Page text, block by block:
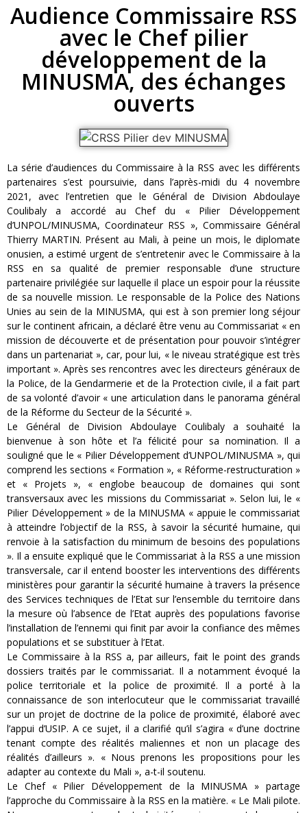
Audience Commissaire RSS
avec le Chef pilier
développement de la
MINUSMA, des échanges
ouverts
La série d’audiences du Commissaire à la RSS avec les différents
partenaires s’est poursuivie, dans l’après-midi du 4 novembre
2021, avec l’entretien que le Général de Division Abdoulaye
Coulibaly a accordé au Chef du « Pilier Développement
d’UNPOL/MINUSMA, Coordinateur RSS », Commissaire Général
Thierry MARTIN. Présent au Mali, à peine un mois, le diplomate
onusien, a estimé urgent de s’entretenir avec le Commissaire à la
RSS en sa qualité de premier responsable d’une structure
partenaire privilégiée sur laquelle il place un espoir pour la réussite
de sa nouvelle mission. Le responsable de la Police des Nations
Unies au sein de la MINUSMA, qui est à son premier long séjour
sur le continent africain, a déclaré être venu au Commissariat « en
mission de découverte et de présentation pour pouvoir s’intégrer
dans un partenariat », car, pour lui, « le niveau stratégique est très
important ». Après ses rencontres avec les directeurs généraux de
la Police, de la Gendarmerie et de la Protection civile, il a fait part
de sa volonté d’avoir « une articulation dans le panorama général
de la Réforme du Secteur de la Sécurité ».
Le Général de Division Abdoulaye Coulibaly a souhaité la
bienvenue à son hôte et l’a félicité pour sa nomination. Il a
souligné que le « Pilier Développement d’UNPOL/MINUSMA », qui
comprend les sections « Formation », « Réforme-restructuration »
et « Projets », « englobe beaucoup de domaines qui sont
transversaux avec les missions du Commissariat ». Selon lui, le «
Pilier Développement » de la MINUSMA « appuie le commissariat
à atteindre l’objectif de la RSS, à savoir la sécurité humaine, qui
renvoie à la satisfaction du minimum de besoins des populations
». Il a ensuite expliqué que le Commissariat à la RSS a une mission
transversale, car il entend booster les interventions des différents
ministères pour garantir la sécurité humaine à travers la présence
des Services techniques de l’Etat sur l’ensemble du territoire dans
la mesure où l’absence de l’Etat auprès des populations favorise
l’installation de l’ennemi qui finit par avoir la confiance des mêmes
populations et se substituer à l’Etat.
Le Commissaire à la RSS a, par ailleurs, fait le point des grands
dossiers traités par le commissariat. Il a notamment évoqué la
police territoriale et la police de proximité. Il a porté à la
connaissance de son interlocuteur que le commissariat travaillé
sur un projet de doctrine de la police de proximité, élaboré avec
l’appui d’USIP. A ce sujet, il a clarifié qu’il s’agira « d’une doctrine
tenant compte des réalités maliennes et non un placage des
réalités d’ailleurs ». « Nous prenons les propositions pour les
adapter au contexte du Mali », a-t-il soutenu.
Le Chef « Pilier Développement de la MINUSMA » partage
l’approche du Commissaire à la RSS en la matière. « Le Mali pilote.